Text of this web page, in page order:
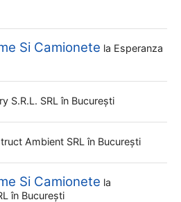
Si Camionete la Esperanza
S.r.l. SRL în București
Ambient SRL în București
Si Camionete la
în București